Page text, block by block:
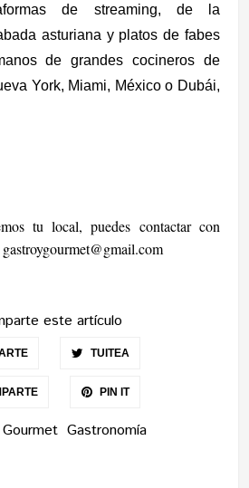
de streaming, de la
asturiana y platos de fabes
de grandes cocineros de
York, Miami, México o Dubái,
tu local, puedes contactar con
gastroygourmet@gmail.com
este artículo
TUITEA
PIN IT
Gastronomía